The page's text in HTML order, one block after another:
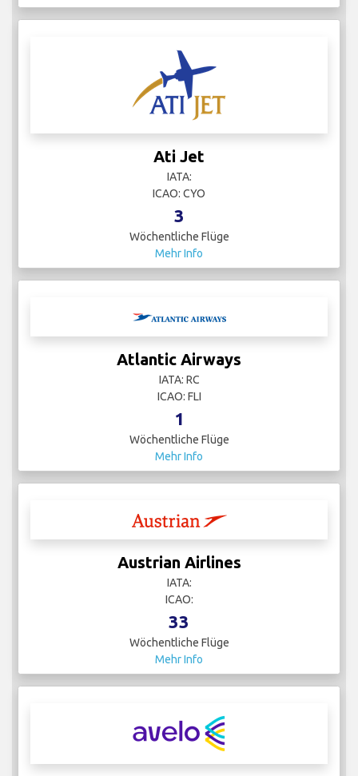
Ati Jet
IATA:
ICAO: CYO
3
Wöchentliche Flüge
Mehr Info
Atlantic Airways
IATA: RC
ICAO: FLI
1
Wöchentliche Flüge
Mehr Info
Austrian Airlines
IATA:
ICAO:
33
Wöchentliche Flüge
Mehr Info